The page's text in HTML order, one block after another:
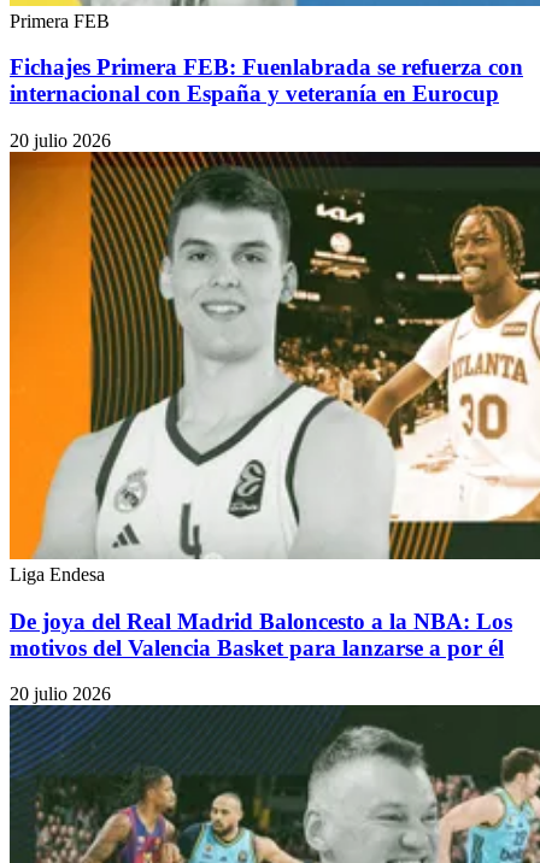
Primera FEB
Fichajes Primera FEB: Fuenlabrada se refuerza con
internacional con España y veteranía en Eurocup
20 julio 2026
Liga Endesa
De joya del Real Madrid Baloncesto a la NBA: Los
motivos del Valencia Basket para lanzarse a por él
20 julio 2026